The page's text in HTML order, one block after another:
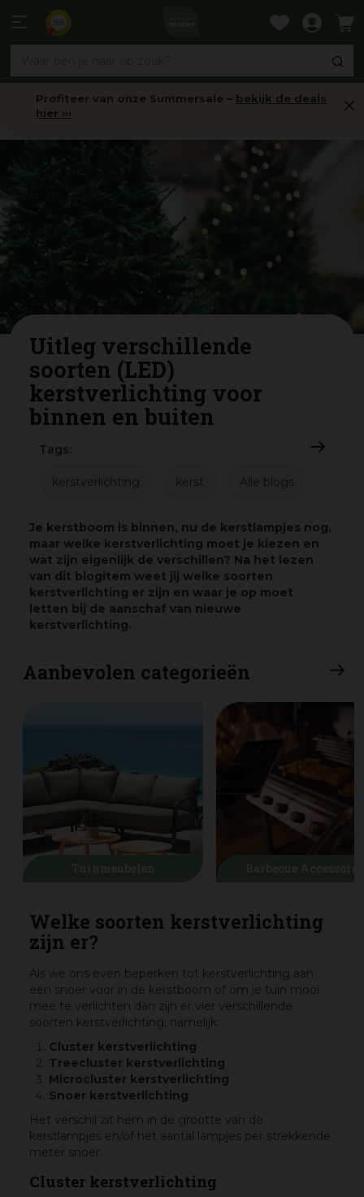
naar
Profiteer van onze Summersale – bekijk de deals
hier ›››
Uitleg verschillende
soorten (LED)
kerstverlichting voor
binnen en buiten
Tags:
kerstverlichting kerst Alle blogs
Je kerstboom is binnen, nu de kerstlampjes nog,
maar welke kerstverlichting moet je kiezen en
wat zijn eigenlijk de verschillen? Na het lezen
van dit blogitem weet jij welke soorten
kerstverlichting er zijn en waar je op moet
letten bij de aanschaf van nieuwe
kerstverlichting.
Aanbevolen categorieën
Welke soorten kerstverlichting
zijn er?
Als we ons even beperken tot kerstverlichting aan
een snoer voor in de kerstboom of om je tuin mooi
mee te verlichten dan zijn er vier verschillende
soorten kerstverlichting, namelijk:
Cluster kerstverlichting
Treecluster kerstverlichting
Microcluster kerstverlichting
Snoer kerstverlichting
Het verschil zit hem in de grootte van de
kerstlampjes en/of het aantal lampjes per strekkende
meter snoer.
Cluster kerstverlichting